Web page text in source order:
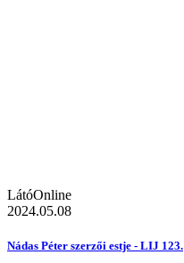
LátóOnline
2024.05.08
Nádas Péter szerzői estje - LIJ 123.